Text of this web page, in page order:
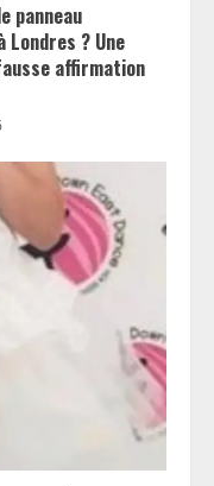
panneau
? Une
affirmation